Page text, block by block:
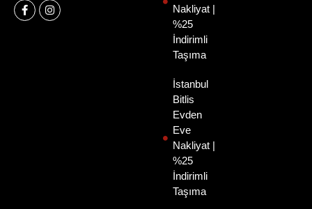
Nakliyat |
%25
İndirimli
Taşıma
İstanbul
Bitlis
Evden
Eve
Nakliyat |
%25
İndirimli
Taşıma